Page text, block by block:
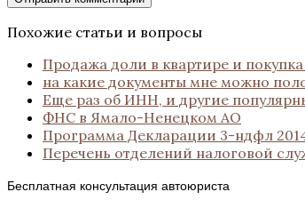
Похожие статьи и вопросы
Продажа доли в квартире и
на какие документы мне можно
Еще раз об ИНН, и другие
ФНС в Ямало-Ненецком АО
Программа Декларации 3-ндфл
Перечень отделений налоговой
Бесплатная консультация автоюриста